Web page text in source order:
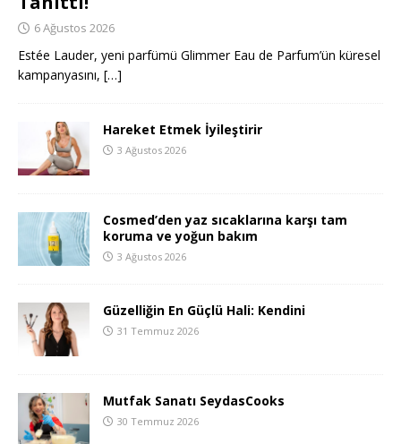
6 Ağustos 2026
Estée Lauder, yeni parfümü Glimmer Eau de Parfum’ün küresel
kampanyasını, […]
Hareket Etmek İyileştirir
3 Ağustos 2026
Cosmed’den yaz sıcaklarına karşı tam
koruma ve yoğun bakım
3 Ağustos 2026
Güzelliğin En Güçlü Hali: Kendini
31 Temmuz 2026
Mutfak Sanatı SeydasCooks
30 Temmuz 2026